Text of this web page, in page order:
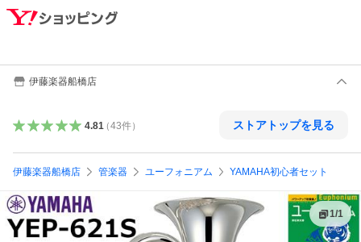
伊藤楽器船橋店
4.81（43件） ストアトップを見る
伊藤楽器船橋店 管楽器 ユーフォニアム YAMAHA初心者セット
1/1